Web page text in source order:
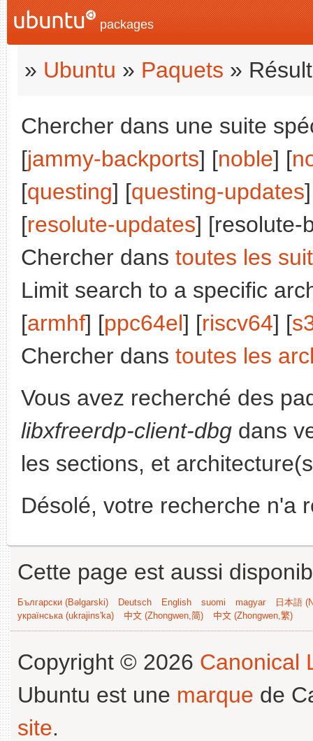
packages
» Ubuntu » Paquets »
Chercher dans une suite
[jammy-backports] [noble] [
[questing] [questing-updates
[resolute-updates] [resolute-
Chercher dans toutes les
Limit search to a specific
[armhf] [ppc64el] [riscv64] [
Chercher dans toutes les
Vous avez recherché des
libxfreerdp-client-dbg dans
les sections, et
Désolé, votre recherche n'a
Cette page est aussi
Български (Bəlgarski) Deutsch English suomi magyar
日本語
українська (ukrajins'ka)
中文 (Zhongwen,简) 中文 (Zhongwen,繁)
Copyright © 2026 Canonical
Ubuntu est une marque de
site.